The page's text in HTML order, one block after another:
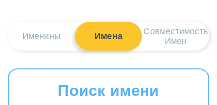
Именины Имена
Совместимость
Имен
Поиск имени